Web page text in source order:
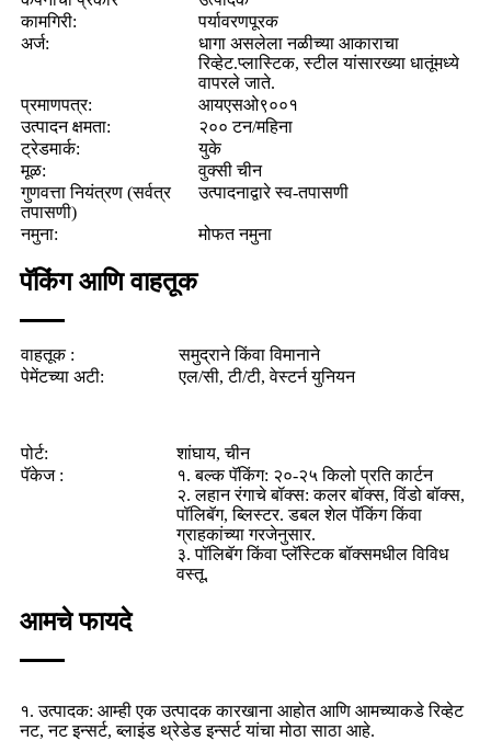
कामगिरी:
पर्यावरणपूरक
अर्ज:
धागा असलेला नळीच्या आकाराचा
रिव्हेट.प्लास्टिक, स्टील यांसारख्या धातूंमध्ये
वापरले जाते.
प्रमाणपत्र:
आयएसओ९००१
उत्पादन क्षमता:
२०० टन/महिना
ट्रेडमार्क:
युके
मूळ:
वुक्सी चीन
गुणवत्ता नियंत्रण (सर्वत्र
तपासणी)
उत्पादनाद्वारे स्व-तपासणी
नमुना: मोफत नमुना
पॅकिंग आणि वाहतूक
वाहतूक :
समुद्राने किंवा विमानाने
पेमेंटच्या अटी:
एल/सी, टी/टी, वेस्टर्न युनियन
पोर्ट:
शांघाय, चीन
पॅकेज :
१. बल्क पॅकिंग: २०-२५ किलो प्रति कार्टन
२. लहान रंगाचे बॉक्स: कलर बॉक्स, विंडो बॉक्स,
पॉलिबॅग, ब्लिस्टर. डबल शेल पॅकिंग किंवा
ग्राहकांच्या गरजेनुसार.
३. पॉलिबॅग किंवा प्लॅस्टिक बॉक्समधील विविध
वस्तू.
आमचे फायदे
१. उत्पादक: आम्ही एक उत्पादक कारखाना आहोत आणि आमच्याकडे रिव्हेट
नट, नट इन्सर्ट, ब्लाइंड थ्रेडेड इन्सर्ट यांचा मोठा साठा आहे.